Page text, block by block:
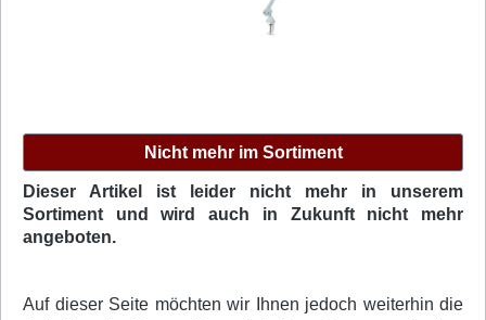
Nicht mehr im Sortiment
Dieser Artikel ist leider nicht mehr in unserem
Sortiment und wird auch in Zukunft nicht mehr
angeboten.
Auf dieser Seite möchten wir Ihnen jedoch weiterhin die